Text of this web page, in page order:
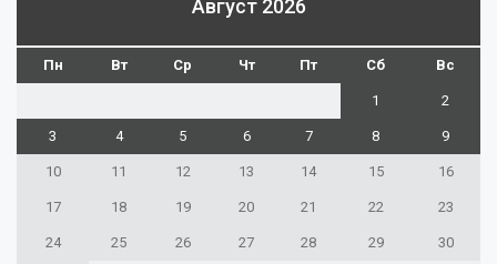
Август 2026
Пн Вт Ср Чт Пт Сб Вс
1 2
3 4 5 6 7 8 9
10 11 12 13 14 15 16
17 18 19 20 21 22 23
24 25 26 27 28 29 30